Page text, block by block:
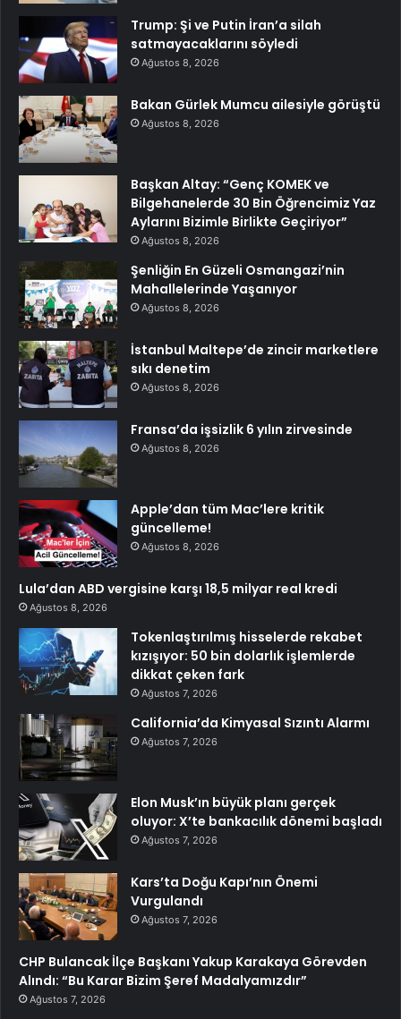
Trump: Şi ve Putin İran’a silah
satmayacaklarını söyledi
Ağustos 8, 2026
Bakan Gürlek Mumcu ailesiyle görüştü
Ağustos 8, 2026
Başkan Altay: “Genç KOMEK ve
Bilgehanelerde 30 Bin Öğrencimiz Yaz
Aylarını Bizimle Birlikte Geçiriyor”
Ağustos 8, 2026
Şenliğin En Güzeli Osmangazi’nin
Mahallelerinde Yaşanıyor
Ağustos 8, 2026
İstanbul Maltepe’de zincir marketlere
sıkı denetim
Ağustos 8, 2026
Fransa’da işsizlik 6 yılın zirvesinde
Ağustos 8, 2026
Apple’dan tüm Mac’lere kritik
güncelleme!
Ağustos 8, 2026
Lula’dan ABD vergisine karşı 18,5 milyar real kredi
Ağustos 8, 2026
Tokenlaştırılmış hisselerde rekabet
kızışıyor: 50 bin dolarlık işlemlerde
dikkat çeken fark
Ağustos 7, 2026
California’da Kimyasal Sızıntı Alarmı
Ağustos 7, 2026
Elon Musk’ın büyük planı gerçek
oluyor: X’te bankacılık dönemi başladı
Ağustos 7, 2026
Kars’ta Doğu Kapı’nın Önemi
Vurgulandı
Ağustos 7, 2026
CHP Bulancak İlçe Başkanı Yakup Karakaya Görevden
Alındı: “Bu Karar Bizim Şeref Madalyamızdır”
Ağustos 7, 2026